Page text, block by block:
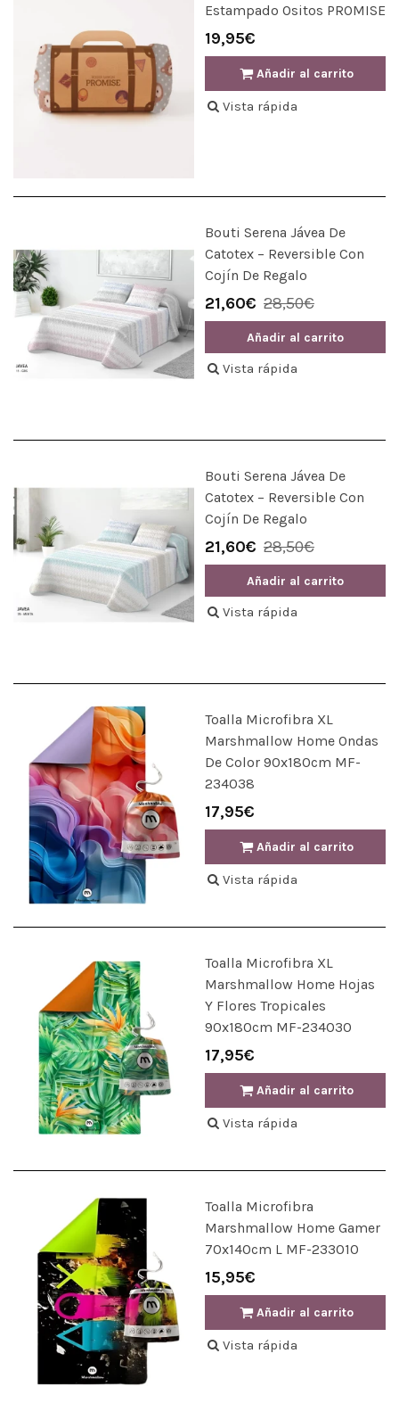
Estampado Ositos PROMISE
19,95€
Añadir al carrito
Vista rápida
Bouti Serena Jávea De
Catotex – Reversible Con
Cojín De Regalo
21,60€ 28,50€
Añadir al carrito
Vista rápida
Bouti Serena Jávea De
Catotex – Reversible Con
Cojín De Regalo
21,60€ 28,50€
Añadir al carrito
Vista rápida
Toalla Microfibra XL
Marshmallow Home Ondas
De Color 90x180cm MF-
234038
17,95€
Añadir al carrito
Vista rápida
Toalla Microfibra XL
Marshmallow Home Hojas
Y Flores Tropicales
90x180cm MF-234030
17,95€
Añadir al carrito
Vista rápida
Toalla Microfibra
Marshmallow Home Gamer
70x140cm L MF-233010
15,95€
Añadir al carrito
Vista rápida